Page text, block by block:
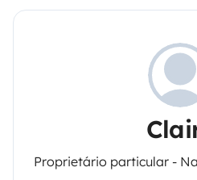
Proprietário particular -